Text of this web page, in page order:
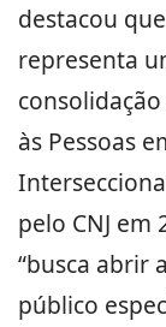
destacou
representa
às Pessoas
pelo CNJ em
“busca abrir
público